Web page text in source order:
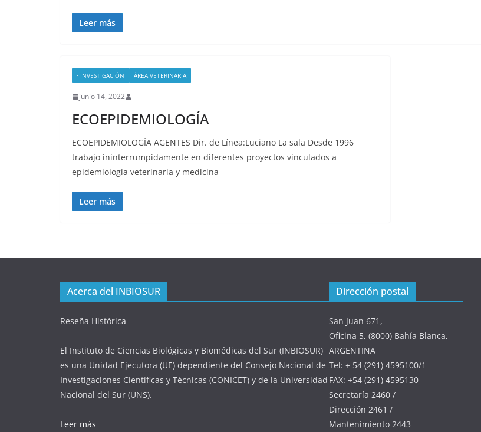
Leer más
· INVESTIGACIÓN ÁREA VETERINARIA
junio 14, 2022
ECOEPIDEMIOLOGÍA
ECOEPIDEMIOLOGÍA AGENTES Dir. de Línea:Luciano La sala Desde 1996
trabajo ininterrumpidamente en diferentes proyectos vinculados a
epidemiología veterinaria y medicina
Leer más
Acerca del INBIOSUR
Reseña Histórica
El Instituto de Ciencias Biológicas y Biomédicas del Sur (INBIOSUR)
es una Unidad Ejecutora (UE) dependiente del Consejo Nacional de
Investigaciones Científicas y Técnicas (CONICET) y de la Universidad
Nacional del Sur (UNS).
Leer más
Dirección postal
San Juan 671,
Oficina 5, (8000) Bahía Blanca,
ARGENTINA
Tel: + 54 (291) 4595100/1
FAX: +54 (291) 4595130
Secretaría 2460 /
Dirección 2461 /
Mantenimiento 2443